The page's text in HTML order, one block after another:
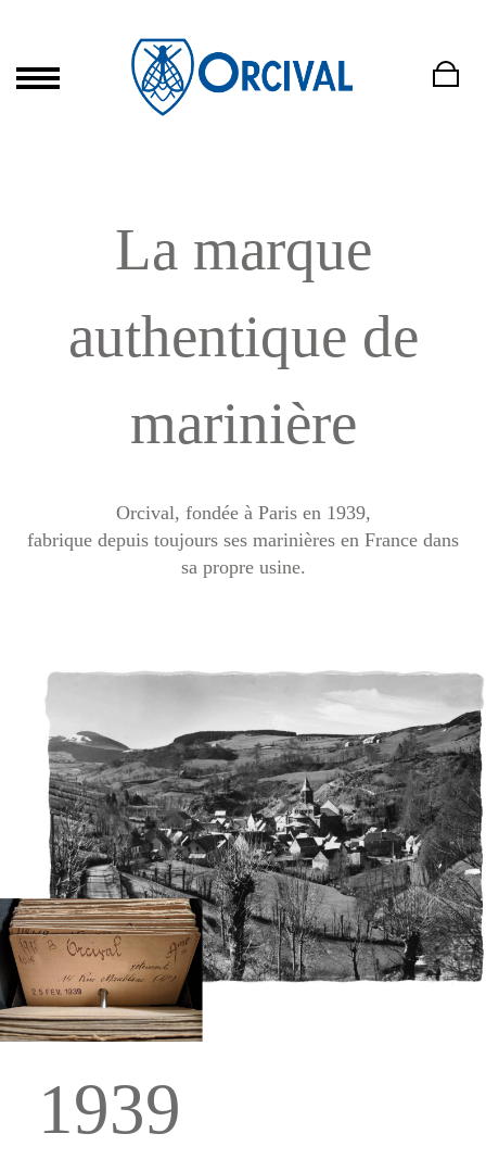
La marque
authentique de
marinière
Orcival, fondée à Paris en 1939,
fabrique depuis toujours ses marinières en France dans
sa propre usine.
1939